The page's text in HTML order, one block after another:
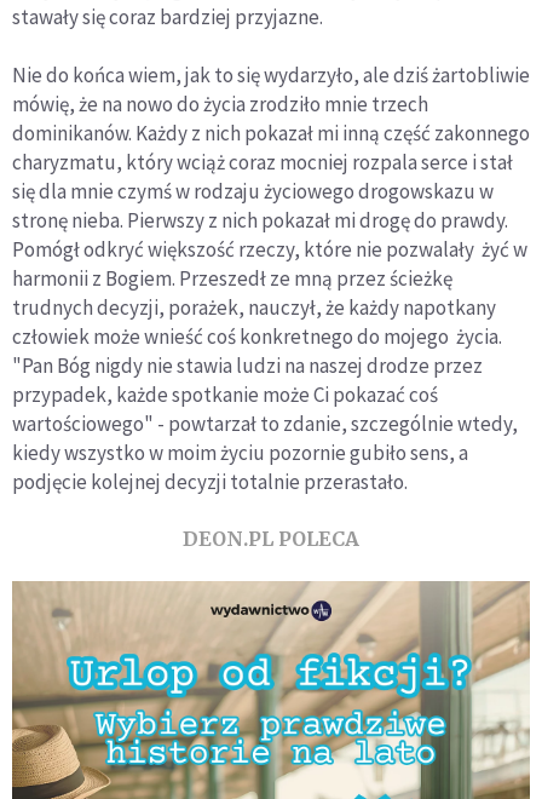
stawały się coraz bardziej przyjazne.
Nie do końca wiem, jak to się wydarzyło, ale dziś żartobliwie
mówię, że na nowo do życia zrodziło mnie trzech
dominikanów. Każdy z nich pokazał mi inną część zakonnego
charyzmatu, który wciąż coraz mocniej rozpala serce i stał
się dla mnie czymś w rodzaju życiowego drogowskazu w
stronę nieba. Pierwszy z nich pokazał mi drogę do prawdy.
Pomógł odkryć większość rzeczy, które nie pozwalały żyć w
harmonii z Bogiem. Przeszedł ze mną przez ścieżkę
trudnych decyzji, porażek, nauczył, że każdy napotkany
człowiek może wnieść coś konkretnego do mojego życia.
"Pan Bóg nigdy nie stawia ludzi na naszej drodze przez
przypadek, każde spotkanie może Ci pokazać coś
wartościowego" - powtarzał to zdanie, szczególnie wtedy,
kiedy wszystko w moim życiu pozornie gubiło sens, a
podjęcie kolejnej decyzji totalnie przerastało.
DEON.PL POLECA